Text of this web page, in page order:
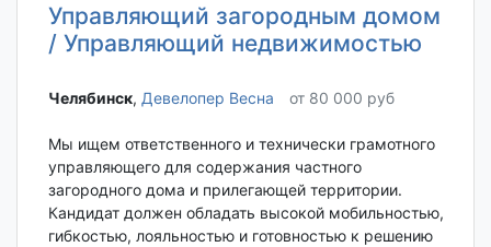
Управляющий загородным домом
/ Управляющий недвижимостью
Челябинск‎, Девелопер Весна от 80 000 руб
Мы ищем ответственного и технически грамотного
управляющего для содержания частного
загородного дома и прилегающей территории.
Кандидат должен обладать высокой мобильностью,
гибкостью, лояльностью и готовностью к решению